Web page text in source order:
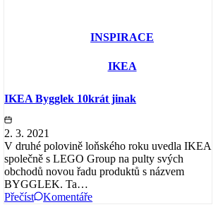
INSPIRACE
IKEA
IKEA Bygglek 10krát jinak
2. 3. 2021
V druhé polovině loňského roku uvedla IKEA
společně s LEGO Group na pulty svých
obchodů novou řadu produktů s názvem
BYGGLEK. Ta…
Přečíst
Komentáře